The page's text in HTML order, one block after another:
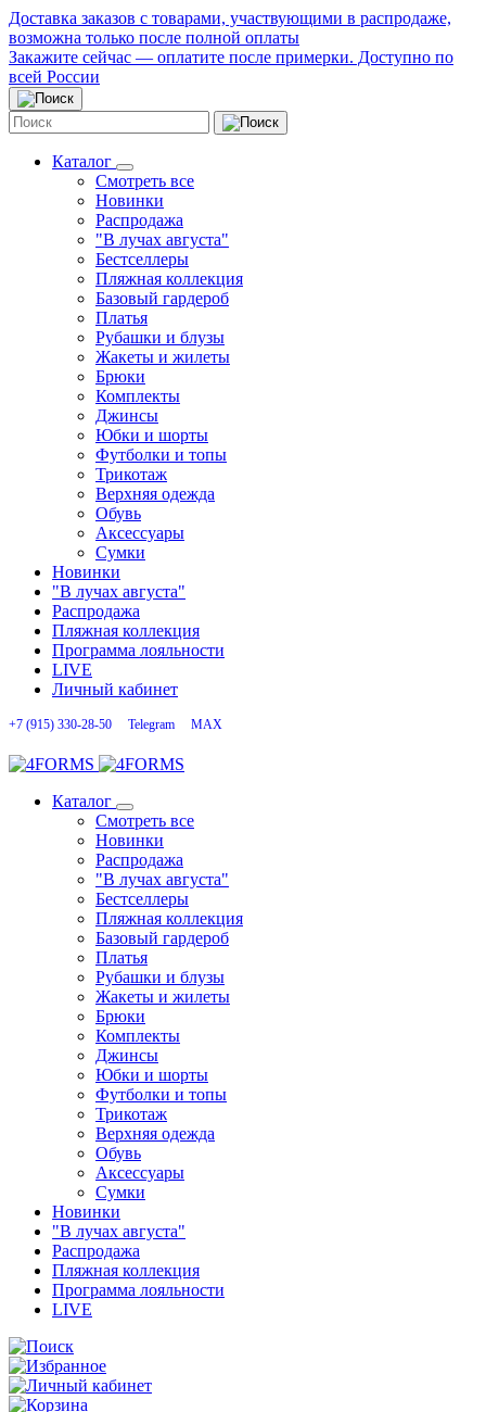
Доставка заказов с товарами, участвующими в распродаже,
возможна только после полной оплаты
Закажите сейчас — оплатите после примерки. Доступно по
всей России
Каталог
Смотреть все
Новинки
Распродажа
"В лучах августа"
Бестселлеры
Пляжная коллекция
Базовый гардероб
Платья
Рубашки и блузы
Жакеты и жилеты
Брюки
Комплекты
Джинсы
Юбки и шорты
Футболки и топы
Трикотаж
Верхняя одежда
Обувь
Аксессуары
Сумки
Новинки
"В лучах августа"
Распродажа
Пляжная коллекция
Программа лояльности
LIVE
Личный кабинет
+7 (915) 330-28-50 Telegram MAX
Каталог
Смотреть все
Новинки
Распродажа
"В лучах августа"
Бестселлеры
Пляжная коллекция
Базовый гардероб
Платья
Рубашки и блузы
Жакеты и жилеты
Брюки
Комплекты
Джинсы
Юбки и шорты
Футболки и топы
Трикотаж
Верхняя одежда
Обувь
Аксессуары
Сумки
Новинки
"В лучах августа"
Распродажа
Пляжная коллекция
Программа лояльности
LIVE